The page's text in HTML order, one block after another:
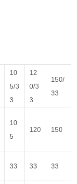
10
5/3
3
12
0/3
3
150/
33
10
5
120 150
33 33 33